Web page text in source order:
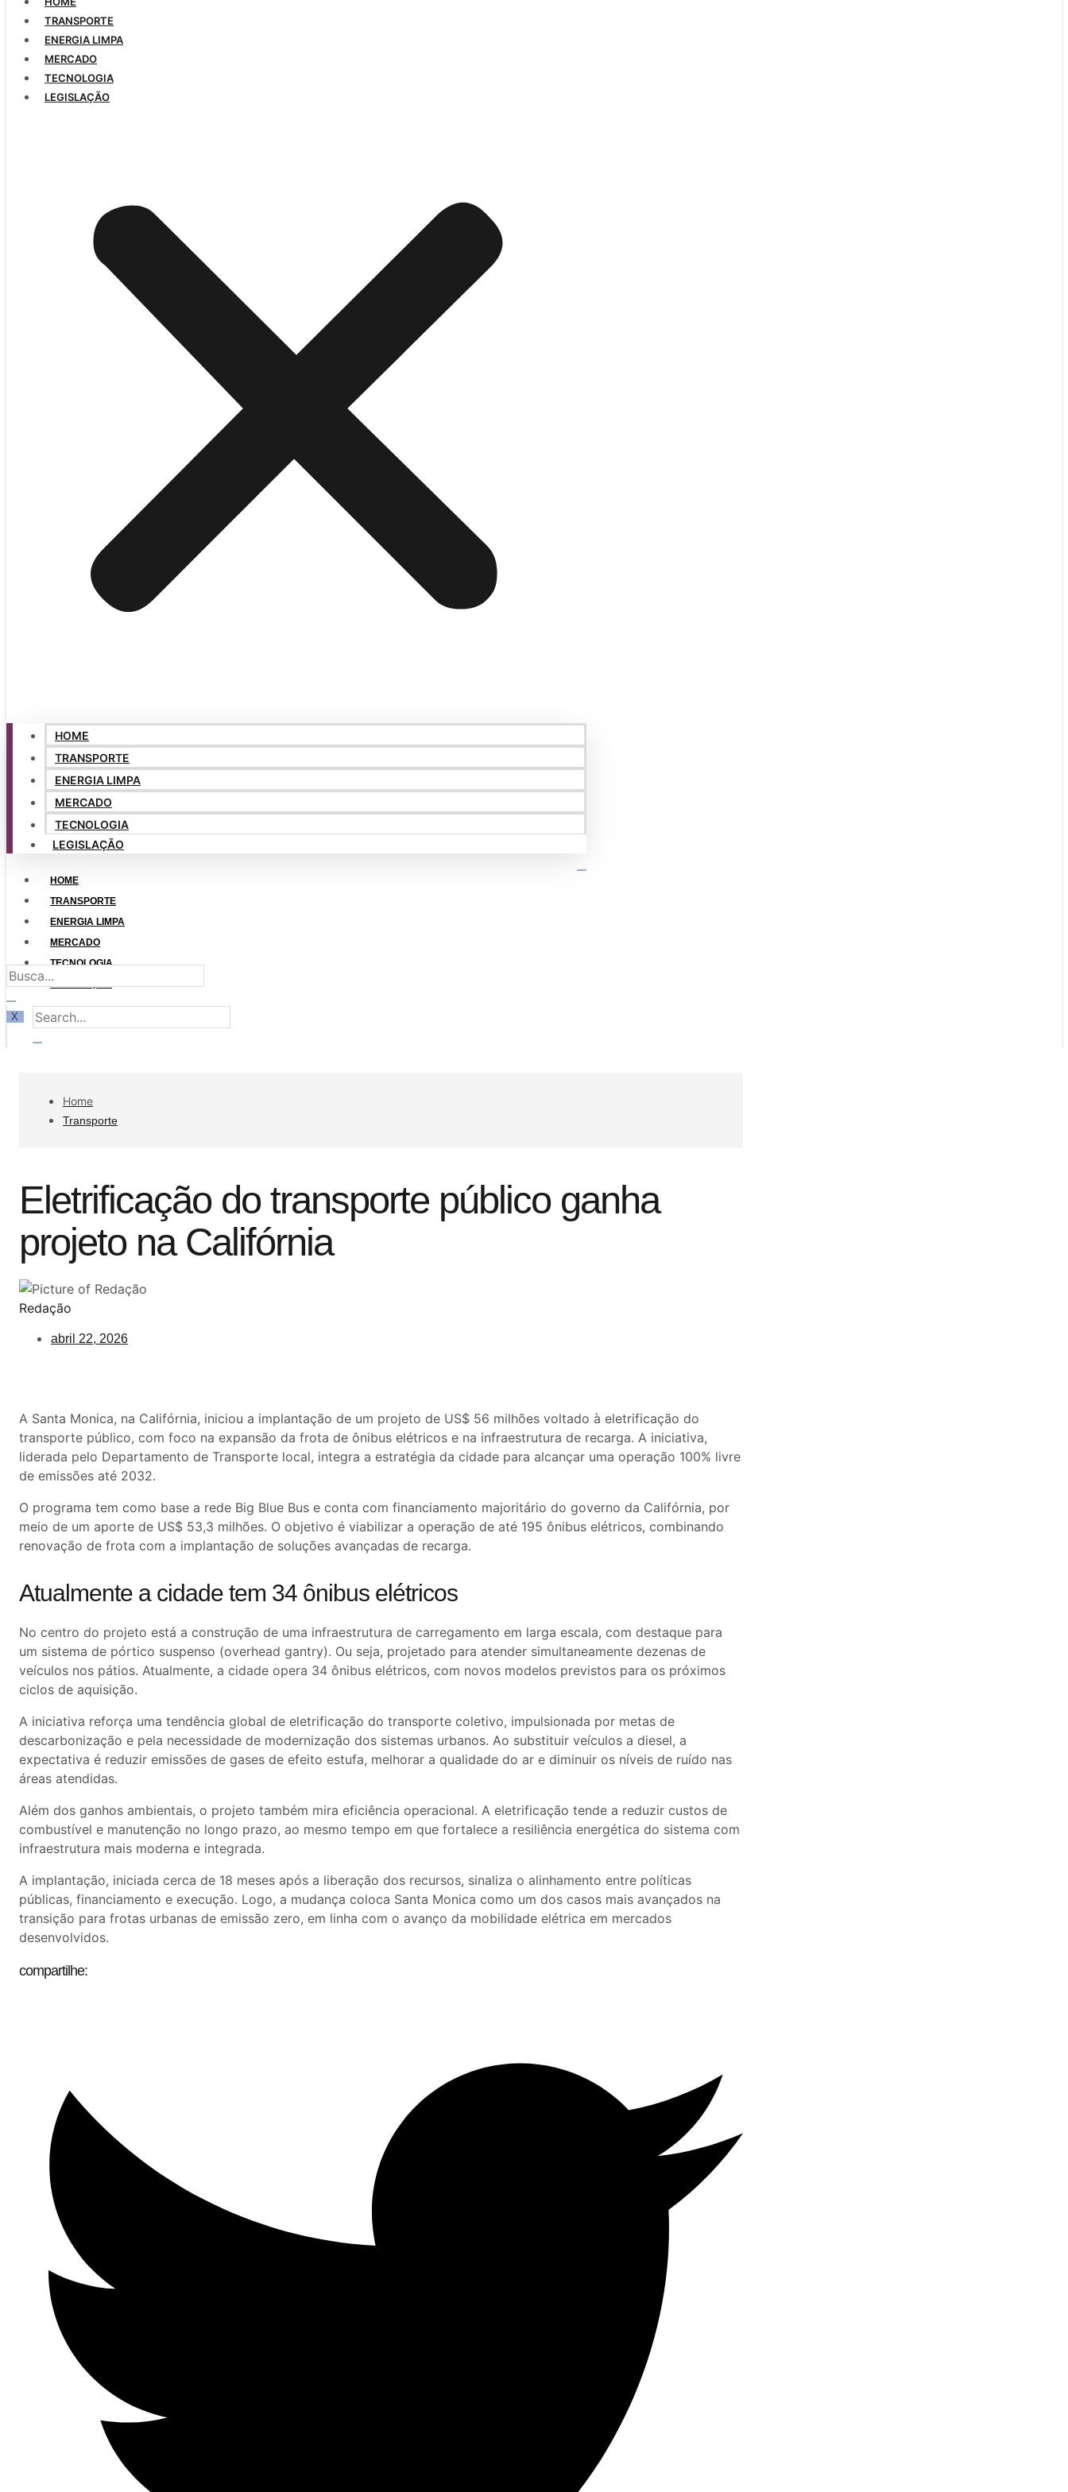
TRANSPORTE
ENERGIA LIMPA
MERCADO
TECNOLOGIA
LEGISLAÇÃO
HOME
TRANSPORTE
ENERGIA LIMPA
MERCADO
TECNOLOGIA
LEGISLAÇÃO
HOME
TRANSPORTE
ENERGIA LIMPA
MERCADO
TECNOLOGIA
LEGISLAÇÃO
X
Home
Transporte
Eletrificação do transporte público ganha
projeto na Califórnia
Redação
abril 22, 2026
A Santa Monica, na Califórnia, iniciou a implantação de um projeto de US$ 56 milhões voltado à eletrificação do
transporte público, com foco na expansão da frota de ônibus elétricos e na infraestrutura de recarga. A iniciativa,
liderada pelo Departamento de Transporte local, integra a estratégia da cidade para alcançar uma operação 100% livre
de emissões até 2032.
O programa tem como base a rede Big Blue Bus e conta com financiamento majoritário do governo da Califórnia, por
meio de um aporte de US$ 53,3 milhões. O objetivo é viabilizar a operação de até 195 ônibus elétricos, combinando
renovação de frota com a implantação de soluções avançadas de recarga.
Atualmente a cidade tem 34 ônibus elétricos
No centro do projeto está a construção de uma infraestrutura de carregamento em larga escala, com destaque para
um sistema de pórtico suspenso (overhead gantry). Ou seja, projetado para atender simultaneamente dezenas de
veículos nos pátios. Atualmente, a cidade opera 34 ônibus elétricos, com novos modelos previstos para os próximos
ciclos de aquisição.
A iniciativa reforça uma tendência global de eletrificação do transporte coletivo, impulsionada por metas de
descarbonização e pela necessidade de modernização dos sistemas urbanos. Ao substituir veículos a diesel, a
expectativa é reduzir emissões de gases de efeito estufa, melhorar a qualidade do ar e diminuir os níveis de ruído nas
áreas atendidas.
Além dos ganhos ambientais, o projeto também mira eficiência operacional. A eletrificação tende a reduzir custos de
combustível e manutenção no longo prazo, ao mesmo tempo em que fortalece a resiliência energética do sistema com
infraestrutura mais moderna e integrada.
A implantação, iniciada cerca de 18 meses após a liberação dos recursos, sinaliza o alinhamento entre políticas
públicas, financiamento e execução. Logo, a mudança coloca Santa Monica como um dos casos mais avançados na
transição para frotas urbanas de emissão zero, em linha com o avanço da mobilidade elétrica em mercados
desenvolvidos.
compartilhe: